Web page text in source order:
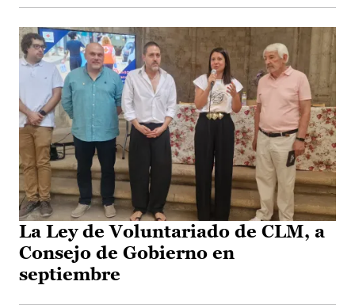
La Ley de Voluntariado de CLM, a
Consejo de Gobierno en
septiembre